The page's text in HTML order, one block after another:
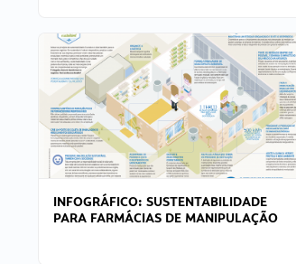
INFOGRÁFICO: SUSTENTABILIDADE
PARA FARMÁCIAS DE MANIPULAÇÃO